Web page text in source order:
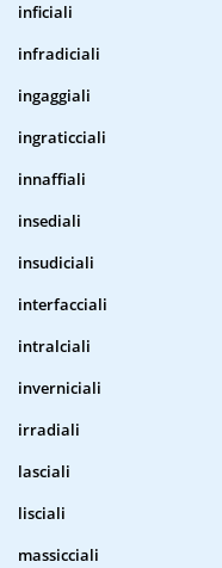
inficiali
infradiciali
ingaggiali
ingraticciali
innaffiali
insediali
insudiciali
interfacciali
intralciali
inverniciali
irradiali
lasciali
lisciali
massicciali